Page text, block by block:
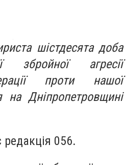
шістдесята доба
збройної агресії
проти нашої
на Дніпропетровщині
056.